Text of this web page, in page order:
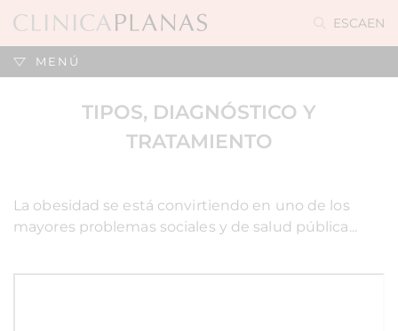
ESCAEN
MENÚ
TIPOS, DIAGNÓSTICO Y
TRATAMIENTO
La obesidad se está convirtiendo en uno de los
mayores problemas sociales y de salud pública...